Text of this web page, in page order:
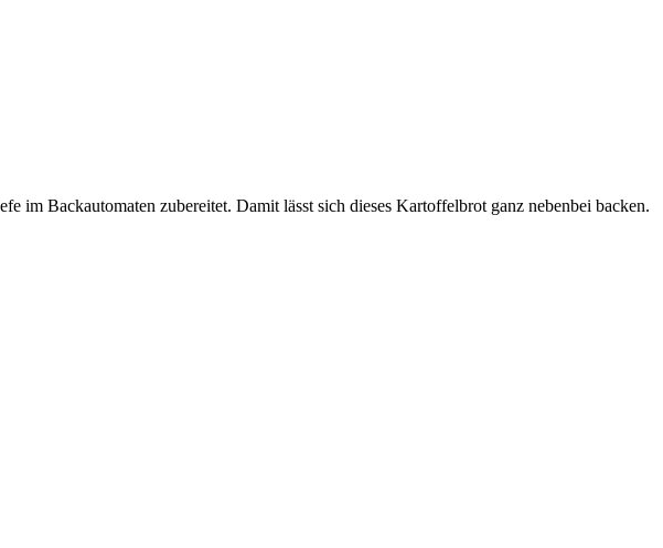
Backautomaten zubereitet. Damit lässt sich dieses Kartoffelbrot ganz nebenbei backen.